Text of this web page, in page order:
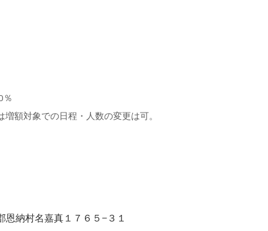
％​
額対象での日程・人数の変更は可。​
納村名嘉真１７６５−３１